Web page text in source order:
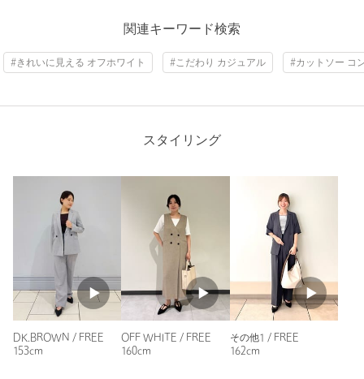
ニックネーム： ひまわりえ
購入サイズ：FREE
｜
購入カラー：OFF WHITE
これまで購入したスクエアネックの商品の中で1番良いです。
ジャケットのインナーにとても使いやすいので、同じものをも
う1枚買おうかと考えています！
女性
年代：40代後半
身長：
163cm
21人が参考になったと回答
関連キーワード検索
#きれいに見える オフホワイト #こだわり カジュアル #カットソー コ
スタイリング
DK.BROWN / FREE
153cm
OFF WHITE / FREE
160cm
その他1 / FREE
162cm